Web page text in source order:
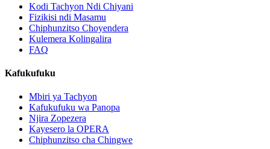
Kodi Tachyon Ndi Chiyani
Fizikisi ndi Masamu
Chiphunzitso Choyendera
Kulemera Kolingalira
FAQ
Kafukufuku
Mbiri ya Tachyon
Kafukufuku wa Panopa
Njira Zopezera
Kayesero la OPERA
Chiphunzitso cha Chingwe